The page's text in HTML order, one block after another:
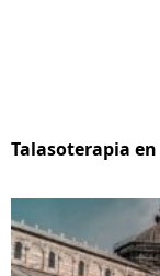
Talasoterapia en